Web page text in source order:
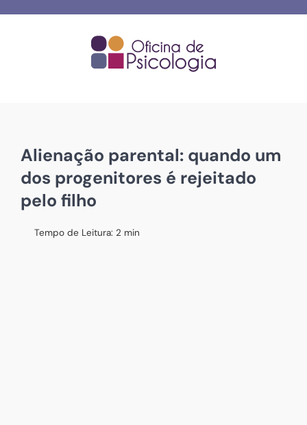
Alienação parental: quando um
dos progenitores é rejeitado
pelo filho
Tempo de Leitura: 2 min